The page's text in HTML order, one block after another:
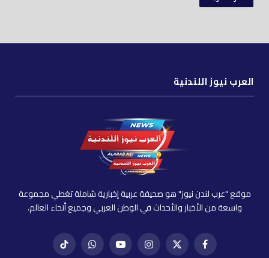
العرب نيوز اللندنية
موقع "عرب لندن نيوز" هو صحيفة عربية إخبارية شاملة تغطي مجموعة
واسعة من الأخبار والأحداث في الوطن العربي وجميع أنحاء العالم.
فيسبوكX
إنستغراميوتيوب واتساب تيك